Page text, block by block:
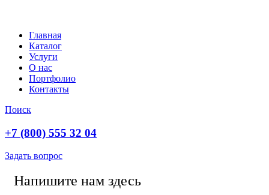
Главная
Каталог
Услуги
О нас
Портфолио
Контакты
Поиск
+7 (800) 555 32 04
Задать вопрос
Напишите нам здесь